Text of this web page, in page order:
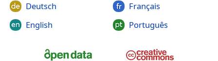
Deutsch
English
Français
Português